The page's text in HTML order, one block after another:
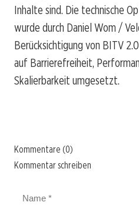
Inhalte sind. Die technische
wurde durch Daniel Wom /
Berücksichtigung von BITV
auf Barrierefreiheit,
Skalierbarkeit umgesetzt.
Kommentare (0)
Kommentar schreiben